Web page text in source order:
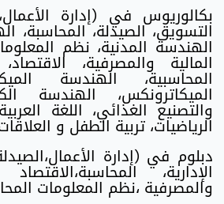
بكالوريوس في (إدارة
التسويق، الصيدلة، المحاسبة،
الهندسة المدنية، نظم
المالية والمصرفية،
المحاسبية، الهندسة
الميكاترونكس، الهندسة
والتصنيع الغذائي، اللغة
الرياضيات، تربية الطفل و
دبلوم في (إدارة
الإدارية،
والمصرفية ،نظم المعلومات